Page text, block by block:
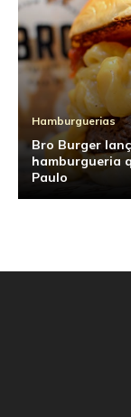
Hamburguerias
Bro Burger
hamburgueria
Paulo